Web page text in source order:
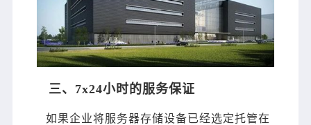
三、7x24小时的服务保证
如果企业将服务器存储设备已经选定托管在